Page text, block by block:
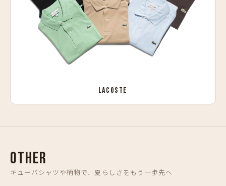
LACOSTE
OTHER
キューバシャツや柄物で、夏らしさをもう一歩先へ